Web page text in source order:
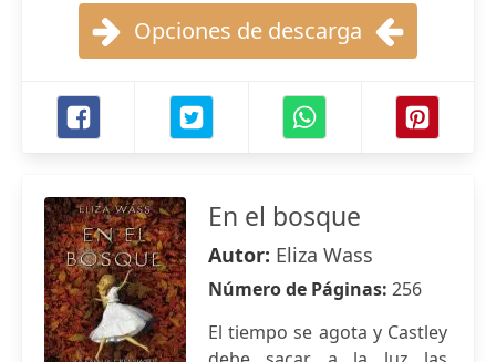
Opciones de descarga
En el bosque
Autor: Eliza Wass
Número de Páginas: 256
El tiempo se agota y Castley